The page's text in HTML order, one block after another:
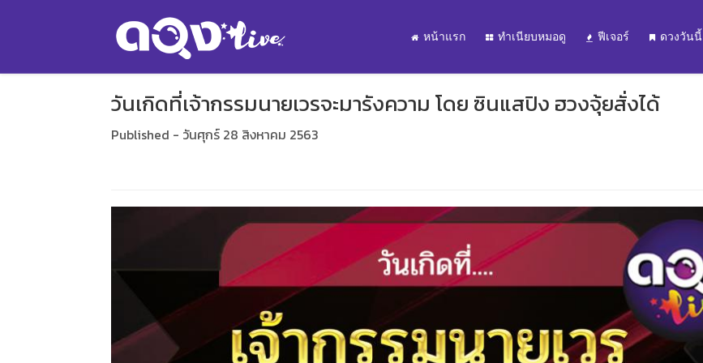
หน้าแรก ทำเนียบหมอดู ฟีเจอร์ ดวงวันนี้
วันเกิดที่เจ้ากรรมนายเวรจะมารังความ โดย ซินแสปิง ฮวงจุ้ยสั่งได้
Published - วันศุกร์ 28 สิงหาคม 2563